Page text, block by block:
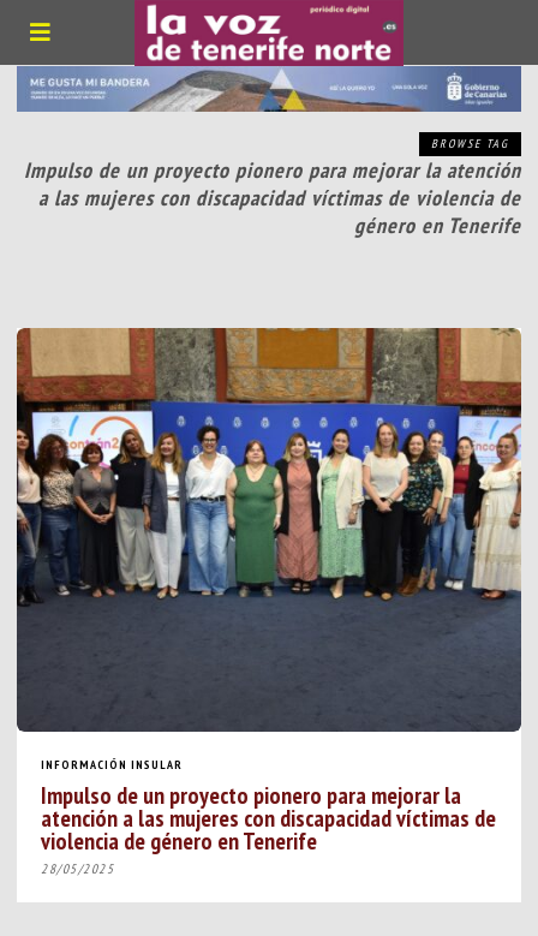
BROWSE TAG
Impulso de un proyecto pionero para mejorar la atención
a las mujeres con discapacidad víctimas de violencia de
género en Tenerife
INFORMACIÓN INSULAR
Impulso de un proyecto pionero para mejorar la
atención a las mujeres con discapacidad víctimas de
violencia de género en Tenerife
28/05/2025